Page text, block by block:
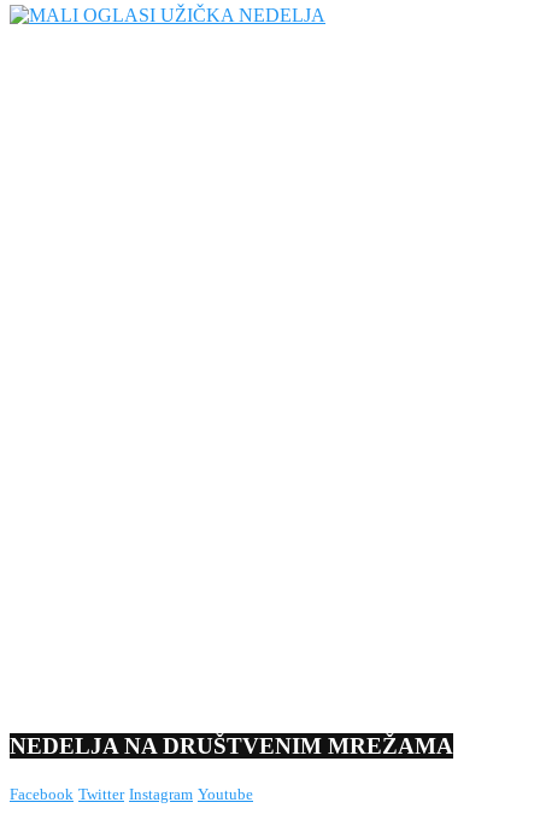
NEDELJA NA DRUŠTVENIM MREŽAMA
Facebook Twitter Instagram Youtube